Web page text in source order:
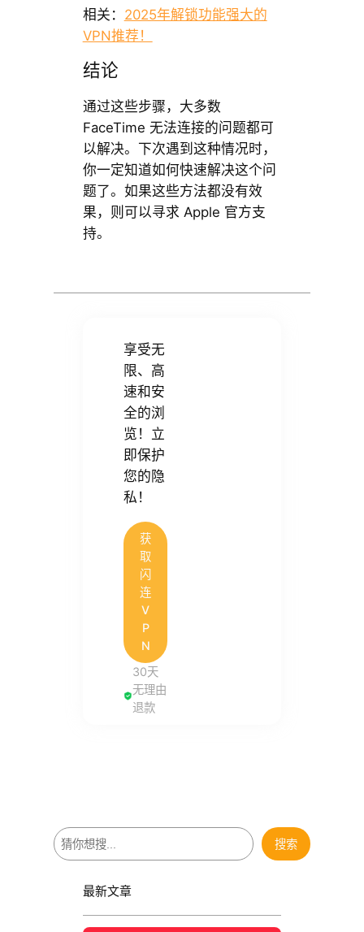
相关： 2025年解锁功能强大的
VPN推荐！
结论
通过这些步骤，大多数
FaceTime 无法连接的问题都可
以解决。下次遇到这种情况时，
你一定知道如何快速解决这个问
题了。如果这些方法都没有效
果，则可以寻求 Apple 官方支
持。
享受无
限、高
速和安
全的浏
览！立
即保护
您的隐
私！
获
取
闪
连
V
P
N
30天
无理由
退款
搜
索
搜索
最新文章